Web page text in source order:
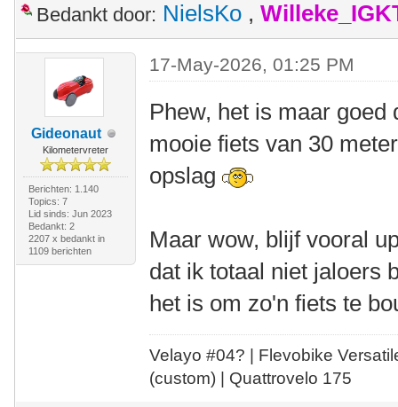
Bedankt door: NielsKo ,
Gideonaut
Kilometervreter
Berichten: 1.140
Topics: 7
Lid sinds: Jun 2023
Bedankt: 2
2207 x bedankt in
1109 berichten
17-May-2026, 01:25 PM
Phew, het is maar
mooie fiets van 30
opslag
Maar wow, blijf vooral
dat ik totaal niet jaloers
het is om zo'n fiets te
Velayo #04? | Flevobike
(custom) | Quattrovelo 175